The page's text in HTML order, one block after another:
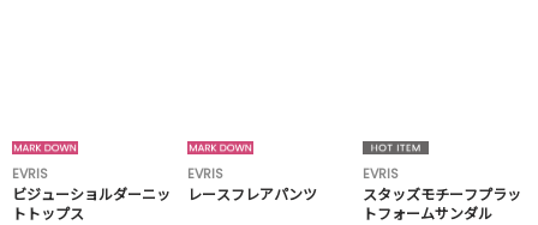
EVRIS
ビジューショルダーニッ
トトップス
EVRIS
レースフレアパンツ
EVRIS
スタッズモチーフプラッ
トフォームサンダル